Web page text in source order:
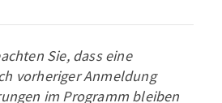
Sie, dass eine
vorheriger Anmeldung
im Programm bleiben